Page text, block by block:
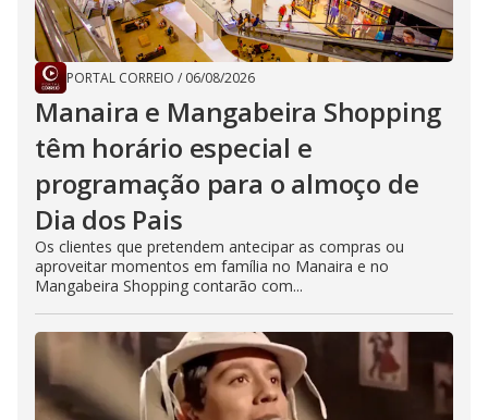
PORTAL CORREIO / 06/08/2026
Manaira e Mangabeira Shopping
têm horário especial e
programação para o almoço de
Dia dos Pais
Os clientes que pretendem antecipar as compras ou
aproveitar momentos em família no Manaira e no
Mangabeira Shopping contarão com...